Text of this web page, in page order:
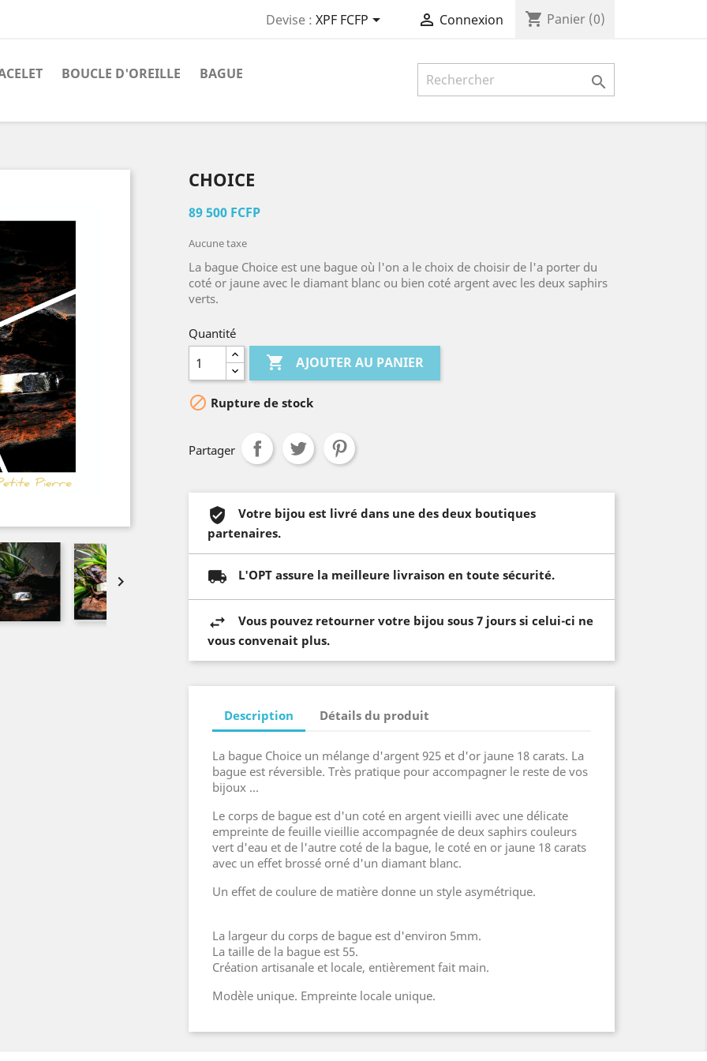
Devise : XPF FCFP  Connexion shopping_cart Panier (0)
BOUCLE D'OREILLE BAGUE 

CHOICE
89 500 FCFP
Aucune taxe
La bague Choice est une bague où l'on a le choix de choisir de l'a porter du
coté or jaune avec le diamant blanc ou bien coté argent avec les deux saphirs
verts.
Quantité
 AJOUTER AU PANIER
 Rupture de stock
Partager
Votre bijou est livré dans une des deux boutiques
partenaires.
L'OPT assure la meilleure livraison en toute sécurité.
Vous pouvez retourner votre bijou sous 7 jours si celui-ci ne
vous convenait plus.
Description Détails du produit
La bague Choice un mélange d'argent 925 et d'or jaune 18 carats. La
bague est réversible. Très pratique pour accompagner le reste de vos
bijoux ...
Le corps de bague est d'un coté en argent vieilli avec une délicate
empreinte de feuille vieillie accompagnée de deux saphirs couleurs
vert d'eau et de l'autre coté de la bague, le coté en or jaune 18 carats
avec un effet brossé orné d'un diamant blanc.
Un effet de coulure de matière donne un style asymétrique.
La largeur du corps de bague est d'environ 5mm.
La taille de la bague est 55.
Création artisanale et locale, entièrement fait main.
Modèle unique. Empreinte locale unique.